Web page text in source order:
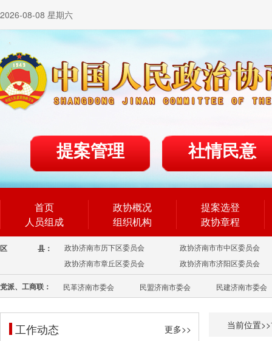
2026-08-08 星期六
提案管理 社情民意
首页
人员组成
政协概况
组织机构
提案选登
政协章程
区 县： 政协济南市历下区委员会
政协济南市市中区委员会
政协济南市章丘区委员会
政协济南市济阳区委员会
党派、工商联： 民革济南市委会 民盟济南市委会 民建济南市委会
工作动态
更多>>
当前位置>>